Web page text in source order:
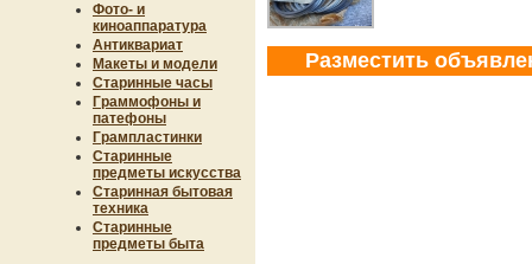
Фото- и
киноаппаратура
Антиквариат
Макеты и модели
Старинные часы
Граммофоны и
патефоны
Грампластинки
Старинные
предметы искусства
Старинная бытовая
техника
Старинные
предметы быта
Разместить